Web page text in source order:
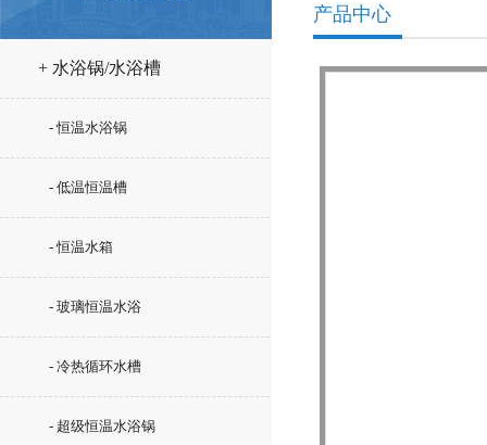
+ 水浴锅/水浴槽
- 恒温水浴锅
- 低温恒温槽
- 恒温水箱
- 玻璃恒温水浴
- 冷热循环水槽
- 超级恒温水浴锅
产品中心